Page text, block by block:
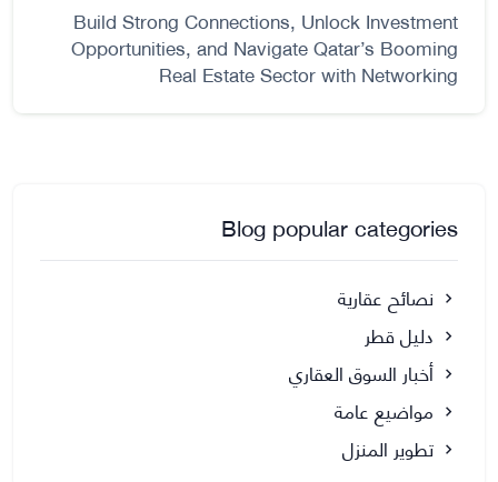
Build Strong Connections, Unlock Investment
Opportunities, and Navigate Qatar’s Booming
Real Estate Sector with Networking
Blog popular categories
نصائح عقارية
دليل قطر
أخبار السوق العقاري
مواضيع عامة
تطوير المنزل